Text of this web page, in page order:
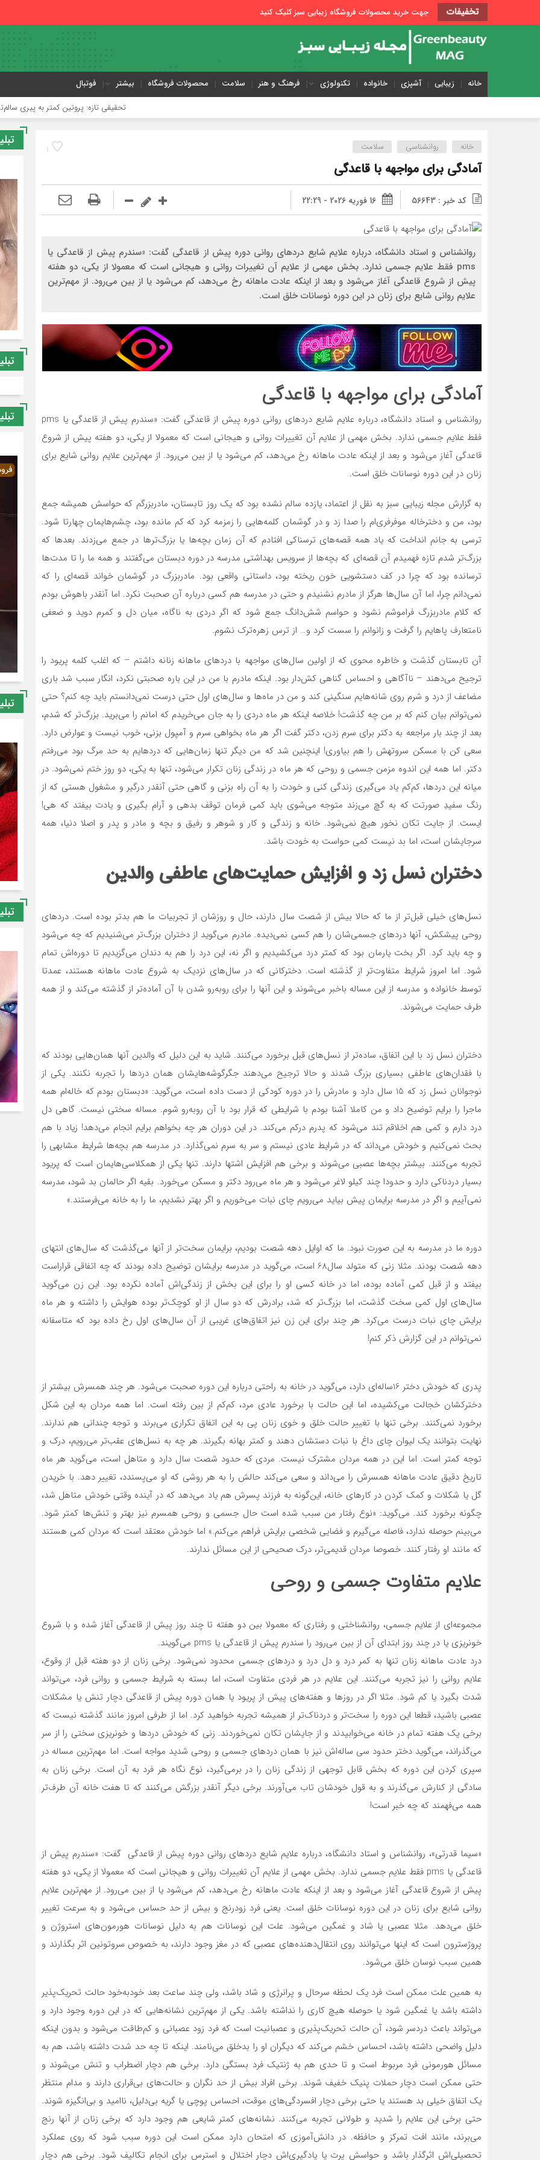
تخفیفات جهت خرید محصولات فروشگاه زیبایی سبز کلیک کنید
خانه زیبایی آشپزی خانواده تکنولوژی فرهنگ و هنر سلامت محصولات فروشگاه بیشتر
فوتبال
تحقیقی تازه: پروتین کمتر به پیری سالم‌تر کمک می‌کند
1 خانه روانشناسی سلامت
آمادگی برای مواجهه با قاعدگی
کد خبر : 56643 16 فوریه 2026 - 22:29
روانشناس و استاد دانشگاه، درباره علایم شایع دردهای روانی دوره پیش از قاعدگی گفت: «سندرم پیش از قاعدگی یا
pms فقط علایم جسمی ندارد. بخش مهمی از علایم آن تغییرات روانی و هیجانی است که معمولا از یکی، دو هفته
پیش از شروع قاعدگی آغاز می‌شود و بعد از اینکه عادت ماهانه رخ می‌دهد، کم می‌شود یا از بین می‌رود. از مهم‌ترین
علایم روانی شایع برای زنان در این دوره نوسانات خلق است.
آمادگی برای مواجهه با قاعدگی
روانشناس و استاد دانشگاه، درباره علایم شایع دردهای روانی دوره پیش از قاعدگی گفت: «سندرم پیش از قاعدگی یا pms
فقط علایم جسمی ندارد. بخش مهمی از علایم آن تغییرات روانی و هیجانی است که معمولا از یکی، دو هفته پیش از شروع
قاعدگی آغاز می‌شود و بعد از اینکه عادت ماهانه رخ می‌دهد، کم می‌شود یا از بین می‌رود. از مهم‌ترین علایم روانی شایع برای
زنان در این دوره نوسانات خلق است.
به گزارش مجله زیبایی سبز به نقل از اعتماد، یازده سالم نشده بود که یک روز تابستان، مادربزرگم که حواسش همیشه جمع
بود، من و دخترخاله موفرفری‌ام را صدا زد و در گوشمان کلمه‌هایی را زمزمه کرد که کم مانده بود، چشم‌هایمان چهارتا شود.
ترسی به جانم انداخت که یاد همه قصه‌های ترسناکی افتادم که آن زمان بچه‌ها یا بزرگ‌ترها در جمع می‌زدند. بعدها که
بزرگ‌تر شدم تازه فهمیدم آن قصه‌ای که بچه‌ها از سرویس بهداشتی مدرسه در دوره دبستان می‌گفتند و همه ما را تا مدت‌ها
ترسانده بود که چرا در کف دستشویی خون ریخته بود، داستانی واقعی بود. مادربزرگ در گوشمان خواند قصه‌ای را که
نمی‌دانم چرا، اما آن سال‌ها هرگز از مادرم نشنیدم و حتی در مدرسه هم کسی درباره آن صحبت نکرد. اما آنقدر باهوش بودم
که کلام مادربزرگ فراموشم نشود و حواسم شش‌دانگ جمع شود که اگر دردی به ناگاه، میان دل و کمرم دوید و ضعفی
نامتعارف پاهایم را گرفت و زانوانم را سست کرد و… از ترس زهره‌ترک نشوم.
آن تابستان گذشت و خاطره محوی که از اولین سال‌های مواجهه با دردهای ماهانه زنانه داشتم – که اغلب کلمه پریود را
ترجیح می‌دهند – ناآگاهی و احساس گناهی کش‌دار بود. اینکه مادرم با من در این باره صحبتی نکرد، انگار سبب شد باری
مضاعف از درد و شرم روی شانه‌هایم سنگینی کند و من در ماه‌ها و سال‌های اول حتی درست نمی‌دانستم باید چه کنم؟ حتی
نمی‌توانم بیان کنم که بر من چه گذشت! خلاصه اینکه هر ماه دردی را به جان می‌خریدم که امانم را می‌برید. بزرگ‌تر که شدم،
بعد از چند بار مراجعه به دکتر برای سرم زدن، دکتر گفت اگر هر ماه بخواهی سرم و آمپول بزنی، خوب نیست و عوارض دارد.
سعی کن با مسکن سروتهش را هم بیاوری! اینچنین شد که من دیگر تنها زمان‌هایی که دردهایم به حد مرگ بود می‌رفتم
دکتر. اما همه این اندوه مزمن جسمی و روحی که هر ماه در زندگی زنان تکرار می‌شود، تنها به یکی، دو روز ختم نمی‌شود. در
میانه این دردها، کم‌کم یاد می‌گیری زندگی کنی و خودت را به آن راه بزنی و گاهی حتی آنقدر درگیر و مشغول هستی که از
رنگ سفیدِ صورتت که به گچ می‌زند متوجه می‌شوی باید کمی فرمان توقف بدهی و آرام بگیری و یادت بیفتد که هی!
ایست. از جایت تکان نخور هیچ نمی‌شود. خانه و زندگی و کار و شوهر و رفیق و بچه و مادر و پدر و اصلا دنیا، همه
سرجایشان است، اما بد نیست کمی حواست به خودت باشد.
دختران نسل زد و افزایش حمایت‌های عاطفی والدین
نسل‌های خیلی قبل‌تر از ما که حالا بیش از شصت سال دارند، حال و روزشان از تجربیات ما هم بدتر بوده است. دردهای
روحی پیشکش، آنها دردهای جسمی‌شان را هم کسی نمی‌دیده. مادرم می‌گوید از دختران بزرگ‌تر می‌شنیدیم که چه می‌شود
و چه باید کرد. اگر بخت یارمان بود که کمتر درد می‌کشیدیم و اگر نه، این درد را هم به دندان می‌گزیدیم تا دوره‌اش تمام
شود. اما امروز شرایط متفاوت‌تر از گذشته است. دخترکانی که در سال‌های نزدیک به شروع عادت ماهانه هستند، عمدتا
توسط خانواده و مدرسه از این مساله باخبر می‌شوند و این آنها را برای روبه‌رو شدن با آن آماده‌تر از گذشته می‌کند و از همه
طرف حمایت می‌شوند.
دختران نسل زد با این اتفاق، ساده‌تر از نسل‌های قبل برخورد می‌کنند. شاید به این دلیل که والدین آنها همان‌هایی بودند که
با فقدان‌های عاطفی بسیاری بزرگ شدند و حالا ترجیح می‌دهند جگرگوشه‌هایشان همان دردها را تجربه نکنند. یکی از
نوجوانان نسل زد که 15 سال دارد و مادرش را در دوره کودکی از دست داده است، می‌گوید: «دبستان بودم که خاله‌ام همه
ماجرا را برایم توضیح داد و من کاملا آشنا بودم با شرایطی که قرار بود با آن روبه‌رو شوم. مساله سختی نیست. گاهی دل
درد دارم و کمی هم اخلاقم تند می‌شود که پدرم درکم می‌کند. در این دوران هر چه بخواهم برایم انجام می‌دهد! زیاد با هم
بحث نمی‌کنیم و خودش می‌داند که در شرایط عادی نیستم و سر به سرم نمی‌گذارد. در مدرسه هم بچه‌ها شرایط مشابهی را
تجربه می‌کنند. بیشتر بچه‌ها عصبی می‌شوند و برخی هم افزایش اشتها دارند. تنها یکی از همکلاسی‌هایمان است که پریود
بسیار دردناکی دارد و حدودا چند کیلو لاغر می‌شود و هر ماه می‌رود دکتر و مسکن می‌خورد. بقیه اگر حالمان بد شود، مدرسه
نمی‌آییم و اگر در مدرسه برایمان پیش بیاید می‌رویم چای نبات می‌خوریم و اگر بهتر نشدیم، ما را به خانه می‌فرستند.»
دوره ما در مدرسه به این صورت نبود. ما که اوایل دهه شصت بودیم، برایمان سخت‌تر از آنها می‌گذشت که سال‌های انتهای
دهه شصت بودند. مثلا زنی که متولد سال68 است، می‌گوید در مدرسه برایشان توضیح داده بودند که چه اتفاقی قراراست
بیفتد و از قبل کمی آماده بوده، اما در خانه کسی او را برای این بخش از زندگی‌اش آماده نکرده بود. این زن می‌گوید
سال‌های اول کمی سخت گذشت، اما بزرگ‌تر که شد، برادرش که دو سال از او کوچک‌تر بوده هوایش را داشته و هر ماه
برایش چای نبات درست می‌کرد. هر چند برای این زن نیز اتفاق‌های غریبی از آن سال‌های اول رخ داده بود که متاسفانه
نمی‌توانم در این گزارش ذکر کنم!
پدری که خودش دختر 16ساله‌ای دارد، می‌گوید در خانه به راحتی درباره این دوره صحبت می‌شود. هر چند همسرش بیشتر از
دخترکشان خجالت می‌کشیده، اما این حالت با برخورد عادی مرد، کم‌کم از بین رفته است. اما همه مردان به این شکل
برخورد نمی‌کنند. برخی تنها با تغییر حالت خلق و خوی زنان پی به این اتفاق تکراری می‌برند و توجه چندانی هم ندارند.
نهایت بتوانند یک لیوان چای داغ با نبات دستشان دهند و کمتر بهانه بگیرند. هر چه به نسل‌های عقب‌تر می‌رویم، درک و
توجه کمتر است. اما این در همه مردان مشترک نیست. مردی که حدود شصت سال دارد و متاهل است، می‌گوید هر ماه
تاریخ دقیق عادت ماهانه همسرش را می‌داند و سعی می‌کند حالش را به هر روشی که او می‌پسندد، تغییر دهد. با خریدن
گل یا شکلات و کمک کردن در کارهای خانه، این‌گونه به فرزند پسرش هم یاد می‌دهد که در آینده وقتی خودش متاهل شد،
چگونه برخورد کند. می‌گوید: «نوع رفتار من سبب شده است حال جسمی و روحی همسرم نیز بهتر و تنش‌ها کمتر شود.
می‌بینم حوصله ندارد، فاصله می‌گیرم و فضایی شخصی برایش فراهم می‌کنم.» اما خودش معتقد است که مردان کمی هستند
که مانند او رفتار کنند. خصوصا مردان قدیمی‌تر، درک صحیحی از این مسائل ندارند.
علایم متفاوت جسمی و روحی
مجموعه‌ای از علایم جسمی، روانشناختی و رفتاری که معمولا بین دو هفته تا چند روز پیش از قاعدگی آغاز شده و با شروع
خونریزی یا در چند روز ابتدای آن از بین می‌رود را سندرم پیش از قاعدگی یا pms می‌گویند.
درد عادت ماهانه زنان تنها به کمر درد و دل درد و دردهای جسمی محدود نمی‌شود. برخی زنان از دو هفته قبل از وقوع،
علایم روانی را نیز تجربه می‌کنند. این علایم در هر فردی متفاوت است، اما بسته به شرایط جسمی و روانی فرد، می‌تواند
شدت بگیرد یا کم شود. مثلا اگر در روزها و هفته‌های پیش از پریود یا همان دوره پیش از قاعدگی دچار تنش یا مشکلات
عصبی باشید، قطعا این دوره را سخت‌تر و دردناک‌تر از همیشه تجربه خواهید کرد. اما از طرفی امروز مانند گذشته نیست که
برخی یک هفته تمام در خانه می‌خوابیدند و از جایشان تکان نمی‌خوردند. زنی که خودش دردها و خونریزی سختی را از سر
می‌گذراند، می‌گوید دختر حدود سی ساله‌اش نیز با همان دردهای جسمی و روحی شدید مواجه است. اما مهم‌ترین مساله در
سپری کردن این دوره که بخش قابل توجهی از زندگی زنان را در برمی‌گیرد، نوع نگاه هر فرد به آن است. برخی زنان به
سادگی از کنارش می‌گذرند و به قول خودشان تاب می‌آورند. برخی دیگر آنقدر بزرگش می‌کنند که تا هفت خانه آن طرف‌تر
همه می‌فهمند که چه خبر است!
«سیما قدرتی»، روانشناس و استاد دانشگاه، درباره علایم شایع دردهای روانی دوره پیش از قاعدگی گفت: «سندرم پیش از
قاعدگی یا pms فقط علایم جسمی ندارد. بخش مهمی از علایم آن تغییرات روانی و هیجانی است که معمولا از یکی، دو هفته
پیش از شروع قاعدگی آغاز می‌شود و بعد از اینکه عادت ماهانه رخ می‌دهد، کم می‌شود یا از بین می‌رود. از مهم‌ترین علایم
روانی شایع برای زنان در این دوره نوسانات خلق است. یعنی فرد زودرنج و بیش از حد حساس می‌شود و به سرعت تغییر
خلق می‌دهد. مثلا عصبی یا شاد و غمگین می‌شود. علت این نوسانات هم به دلیل نوسانات هورمون‌های استروژن و
پروژسترون است که اینها می‌توانند روی انتقال‌دهنده‌های عصبی که در مغز وجود دارند، به خصوص سروتونین اثر بگذارند و
همین سبب نوسان خلق می‌شود.
به همین علت ممکن است فرد یک لحظه سرحال و پرانرژی و شاد باشد، ولی چند ساعت بعد خودبه‌خود حالت تحریک‌پذیر
داشته باشد یا غمگین شود یا حوصله هیچ کاری را نداشته باشد. یکی از مهم‌ترین نشانه‌هایی که در این دوره وجود دارد و
می‌تواند باعث دردسر شود، آن حالت تحریک‌پذیری و عصبانیت است که فرد زود عصبانی و کم‌طاقت می‌شود و بدون اینکه
دلیل واضحی داشته باشد، احساس خشم می‌کند که دیگران او را بدخلق می‌نامند. اینکه تا چه حد شدت داشته باشد، هم به
مسائل هورمونی فرد مربوط است و تا حدی هم به ژنتیک فرد بستگی دارد. برخی هم دچار اضطراب و تنش می‌شوند و
حتی ممکن است دچار حملات پنیک خفیف شوند. برخی افراد بیش از حد نگران و حالت‌های بی‌قراری دارند و مدام منتظر
یک اتفاق خیلی بد هستند یا حتی برخی دچار افسردگی‌های موقت، احساس پوچی یا گریه بی‌دلیل، ناامید و بی‌انگیزه شوند.
حتی برخی این علایم را شدید و طولانی تجربه می‌کنند. نشانه‌های کمتر شایعی هم وجود دارد که برخی زنان از آنها رنج
می‌برند، مانند افت تمرکز و حافظه. در دانش‌آموزی که امتحان دارد ممکن است این دوره سبب شود که روی عملکرد
تحصیلی‌اش اثرگذار باشد و حواسش پرت یا یادگیری‌اش دچار اختلال و استرس برای انجام تکالیف شود. برخی هم دچار